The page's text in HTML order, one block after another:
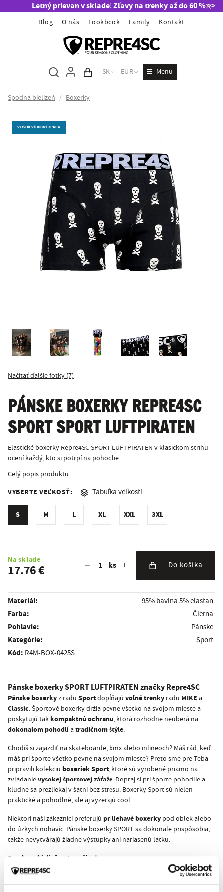
Letný prievan v sklade! Zľavy na trenky až do 60 % >>
Blog O nás Lookbook Family Kontakt
Obsah košíka
SK EUR Menu
Spodná bielizeň / Boxerky
VYTVOŘ VÝHODNÝ 3PACK
Načítať ďalšie fotky (7)
PÁNSKE BOXERKY REPRE4SC
SPORT SPORT LUFTPIRATEN
Elastické boxerky Repre4SC SPORT LUFTPIRATEN v klasickom strihu
ocení každý, kto si potrpí na pohodlie.
Celý popis produktu
VYBERTE VEĽKOSŤ: Tabuľka veľkostí
S M L XL XXL 3XL
Na sklade
17.76 € − ks + Do košíka
Materiál: 95% bavlna 5% elastan
Farba: Čierna
Pohlavie: Pánske
kategórie: Sport
Kód: R4M-BOX-0425S
Pánske boxerkySPORT LUFTPIRATENznačkyRepre4SC
Pánske boxerkyz radu Sportdopĺňajú voľné trenky radu MIKE a
Classic. Športové boxerky držia pevne všetko na svojom mieste a
poskytujú tak kompaktnú ochranu, ktorá rozhodne neuberá na
dokonalom pohodlí atradičnom štýle.
Chodíš si zajazdiť na skateboarde, bmx alebo inlineoch? Máš rád, keď
máš pri športe všetko pevne na svojom mieste? Preto sme pre Teba
pripravili kolekciu boxeriek Sport, ktoré sú vyrobené priamo na
zvládanievysokej športovej záťaže. Dopraj si pri športe pohodlie a
kľudne sa prezliekaj v šatni bez stresu. Boxerky Sport sú nielen
praktické a pohodlné, ale aj vyzerajú cool.
Niektorí naši zákazníci preferujú priliehavé boxerky pod oblek alebo
do úzkych nohavíc. Pánske boxerky SPORT sa dokonale prispôsobia,
takže nevytvárajú žiadne výstupky ani nariasenú látku.
Spodnou bielizňou to začína!
Lifestyle fotky do lookbooku a doplnkové fotky boxeriek SPORT
LUFTPIRATEN pre nás nafotili naši streetfoto parťáciOndra Duffeka